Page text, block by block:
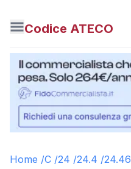
Codice ATECO
Home /C /24 /24.4 /24.46